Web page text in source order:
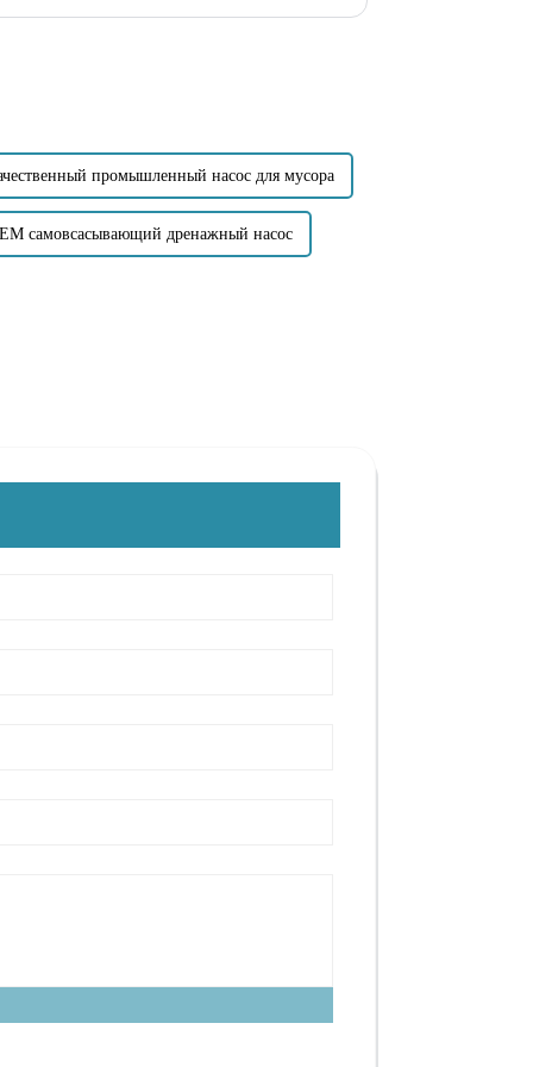
промышленный насос для мусора
самовсасывающий дренажный насос